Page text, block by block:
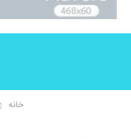
خانه